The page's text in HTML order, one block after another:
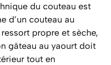
du couteau est
d’un couteau au
propre et sèche,
gâteau au yaourt doit
tout en